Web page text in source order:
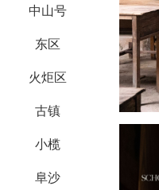
中山号
东区
火炬区
古镇
小榄
阜沙